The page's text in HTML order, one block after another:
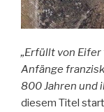
„Erfüllt von
Anfänge
800 Jahren und
diesem Titel